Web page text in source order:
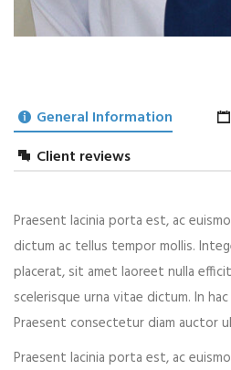
General Information
Client reviews
Praesent lacinia porta est, ac
dictum ac tellus tempor mollis.
placerat, sit amet laoreet nulla
scelerisque urna vitae dictum. In
Praesent consectetur diam auctor
Praesent lacinia porta est, ac
LEAVE A REPLY